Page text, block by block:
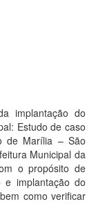
implantação do
Estudo de caso
de Marília – São
Municipal da
o propósito de
e implantação do
como verificar